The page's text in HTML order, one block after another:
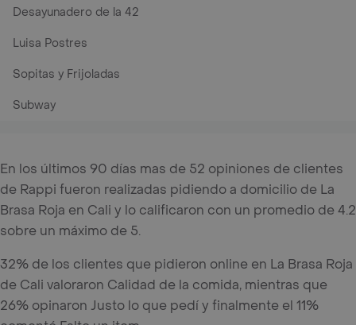
Desayunadero de la 42
Luisa Postres
Sopitas y Frijoladas
Subway
En los últimos 90 días mas de 52 opiniones de clientes
de Rappi fueron realizadas pidiendo a domicilio de La
Brasa Roja en Cali y lo calificaron con un promedio de 4.2
sobre un máximo de 5.
32% de los clientes que pidieron online en La Brasa Roja
de Cali valoraron Calidad de la comida, mientras que
26% opinaron Justo lo que pedí y finalmente el 11%